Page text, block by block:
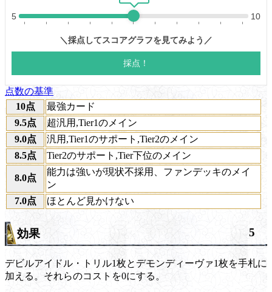
点数の基準
10点
最強カード
9.5点
超汎用,Tier1のメイン
9.0点
汎用,Tier1のサポート,Tier2のメイン
8.5点
Tier2のサポート,Tier下位のメイン
8.0点
能力は強いが現状不採用、ファンデッキのメイ
ン
7.0点
ほとんど見かけない
効果 5
デビルアイドル・トリル1枚とデモンディーヴァ1枚を手札に
加える。それらのコストを0にする。